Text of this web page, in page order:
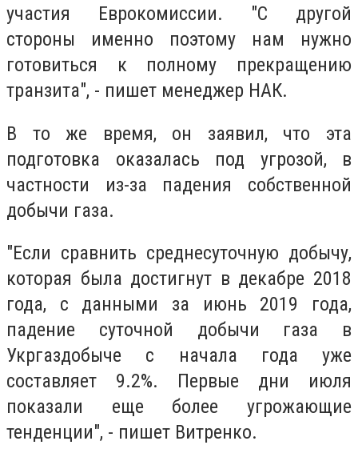
участия Еврокомиссии. "С другой
стороны именно поэтому нам нужно
готовиться к полному прекращению
транзита", - пишет менеджер НАК.
В то же время, он заявил, что эта
подготовка оказалась под угрозой, в
частности из-за падения собственной
добычи газа.
"Если сравнить среднесуточную добычу,
которая была достигнут в декабре 2018
года, с данными за июнь 2019 года,
падение суточной добычи газа в
Укргаздобыче с начала года уже
составляет 9.2%. Первые дни июля
показали еще более угрожающие
тенденции", - пишет Витренко.